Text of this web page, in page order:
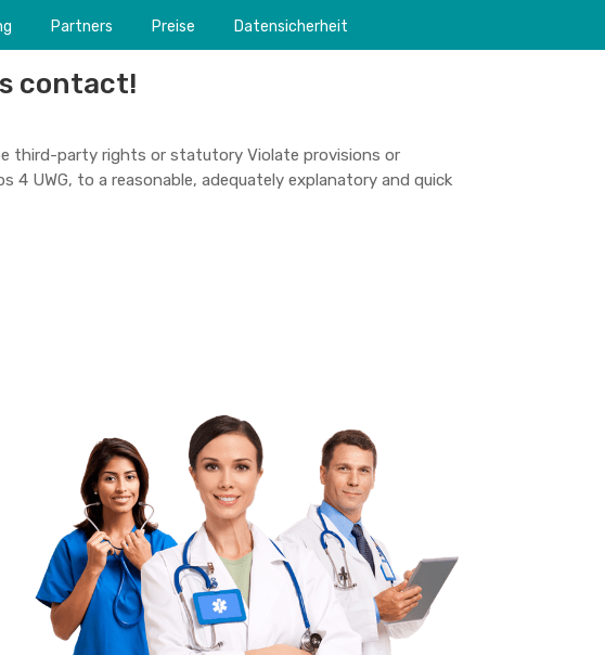
Partners Preise
Datensicherheit
contact!
third-party rights or statutory Violate provisions or
UWG, to a reasonable, adequately explanatory and quick